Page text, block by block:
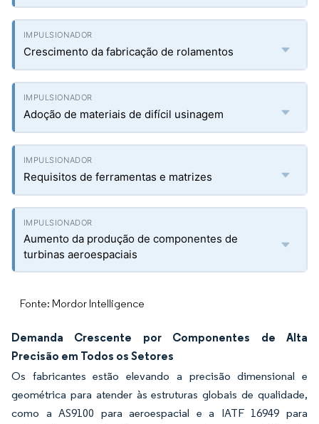
Crescimento da fabricação de rolamentos
Adoção de materiais de difícil usinagem
Requisitos de ferramentas e matrizes
Aumento da produção de componentes de
turbinas aeroespaciais
Fonte: Mordor Intelligence
Demanda Crescente por Componentes de Alta
Precisão em Todos os Setores
Os fabricantes estão elevando a precisão dimensional e
geométrica para atender às estruturas globais de qualidade,
como a AS9100 para aeroespacial e a IATF 16949 para